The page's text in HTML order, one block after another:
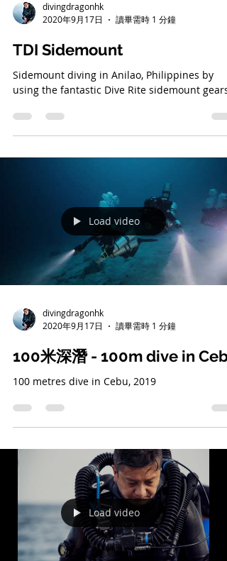
divingdragonhk
2020年9月17日
讀畢需時 1 分鐘
TDI Sidemount
Sidemount diving in Anilao, Philippines by
using the fantastic Dive Rite sidemount gears.
Load video
divingdragonhk
2020年9月17日
讀畢需時 1 分鐘
100米深潛 - 100m dive in
100 metres dive in Cebu, 2019
Load video